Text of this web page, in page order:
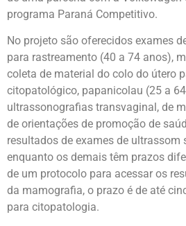
programa Paraná Competitivo.
No projeto são oferecidos exames
para rastreamento (40 a 74 anos),
coleta de material do colo do útero
citopatológico, papanicolau (25 a
ultrassonografias transvaginal, de
de orientações de promoção de
resultados de exames de ultrassom
enquanto os demais têm prazos
de um protocolo para acessar os
da mamografia, o prazo é de até
para citopatologia.